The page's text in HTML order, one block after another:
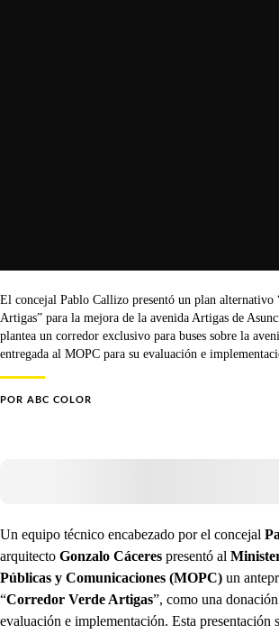
El concejal Pablo Callizo presentó un plan alternativo
Artigas” para la mejora de la avenida Artigas de
plantea un corredor exclusivo para buses sobre la
entregada al MOPC para su evaluación e
POR ABC COLOR
Un equipo técnico encabezado por el concejal
arquitecto Gonzalo Cáceres presentó al
Públicas y Comunicaciones (MOPC) un
“Corredor Verde Artigas”, como una
evaluación e implementación. Esta presentación